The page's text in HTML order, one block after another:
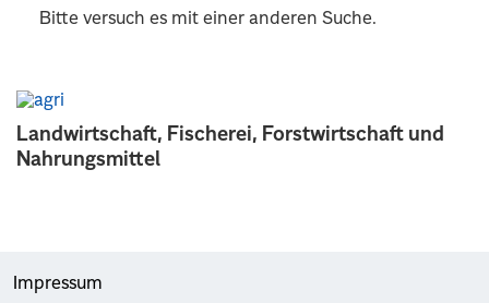
Landwirtschaft, Fischerei, Forstwirtschaft und
Nahrungsmittel
Bitte versuch es mit einer anderen Suche.
Impressum